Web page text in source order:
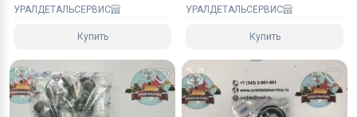
страны СНГ, Азии и ЕС.
УРАЛДЕТАЛЬСЕРВИС
Купить
УРАЛДЕТАЛЬСЕРВИС
Купить